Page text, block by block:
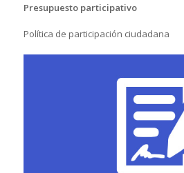
Presupuesto participativo
Política de participación ciudadana